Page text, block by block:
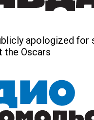
apologized for
the Oscars